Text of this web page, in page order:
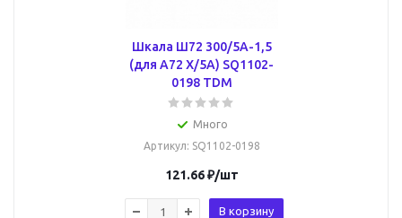
Шкала Ш72 300/5А-1,5
(для А72 Х/5А) SQ1102-
0198 TDM
Много
Артикул: SQ1102-0198
121.66₽/шт
В корзину